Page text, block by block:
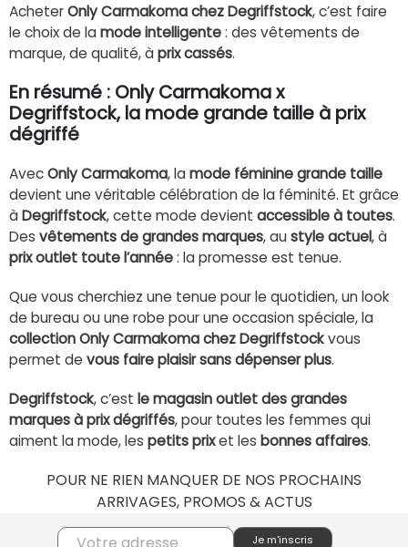
AcheterOnly Carmakoma chez Degriffstock, c’est faire
le choix de lamode intelligente: des vêtements de
marque, de qualité, àprix cassés.
En résumé : Only Carmakoma x
Degriffstock, la mode grande taille à prix
dégriffé
AvecOnly Carmakoma, lamode féminine grande taille
devient une véritable célébration de la féminité. Et grâce
àDegriffstock, cette mode devient accessible à toutes.
Des vêtements de grandes marques, austyle actuel, à
prix outlet toute l’année: la promesse est tenue.
Que vous cherchiez une tenue pour le quotidien, un look
de bureau ou une robe pour une occasion spéciale, la
collection Only Carmakoma chez Degriffstockvous
permet de vous faire plaisir sans dépenser plus.
Degriffstock, c’est le magasin outlet des grandes
marques à prix dégriffés, pour toutes les femmes qui
aiment la mode, les petits prixet les bonnes affaires.
POUR NE RIEN MANQUER DE NOS PROCHAINS
ARRIVAGES, PROMOS & ACTUS